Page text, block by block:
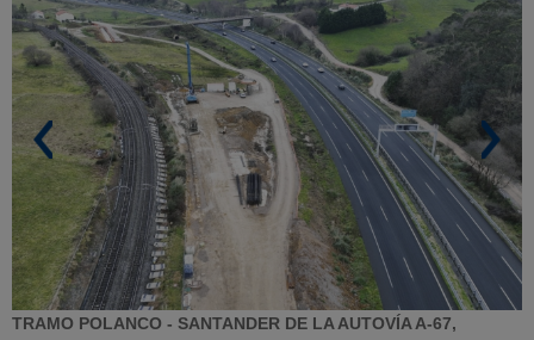
TRAMO POLANCO - SANTANDER DE LA AUTOVÍA A-67,